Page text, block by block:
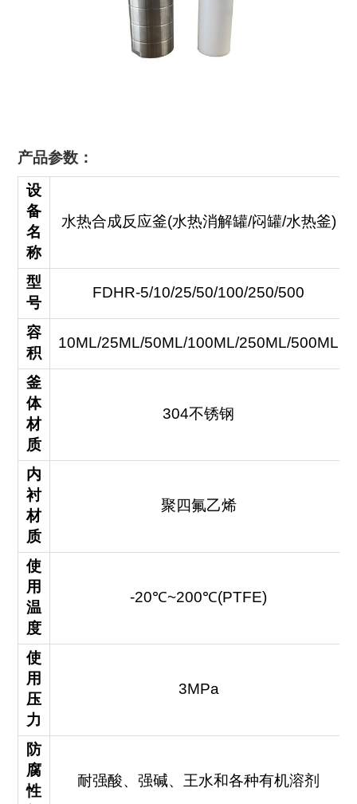
产品参数：
设
备
名
称
水热合成反应釜(水热消解罐/闷罐/水热釜)
型
号
FDHR-5/10/25/50/100/250/500
容
积
10ML/25ML/50ML/100ML/250ML/500ML
釜
体
材
质
304不锈钢
内
衬
材
质
聚四氟乙烯
使
用
温
度
-20℃~200℃(PTFE)
使
用
压
力
3MPa
防
腐
性
耐强酸、强碱、王水和各种有机溶剂